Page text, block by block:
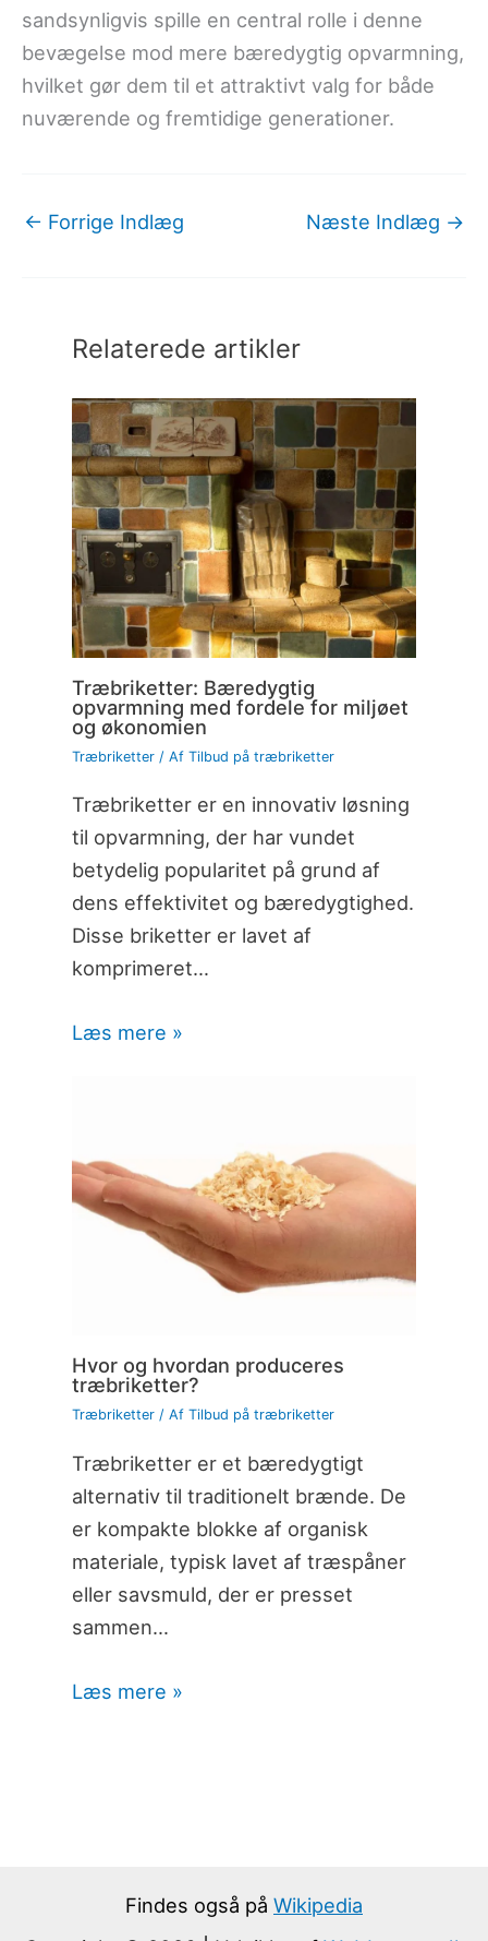
sandsynligvis spille en central rolle i denne
bevægelse mod mere bæredygtig opvarmning,
hvilket gør dem til et attraktivt valg for både
nuværende og fremtidige generationer.
← Forrige Indlæg Næste Indlæg →
Relaterede artikler
Træbriketter: Bæredygtig
opvarmning med fordele for miljøet
og økonomien
Træbriketter/ Af Tilbud på træbriketter
Træbriketter er en innovativ løsning
til opvarmning, der har vundet
betydelig popularitet på grund af
dens effektivitet og bæredygtighed.
Disse briketter er lavet af
komprimeret…
Læs mere »
Hvor og hvordan produceres
træbriketter?
Træbriketter/ Af Tilbud på træbriketter
Træbriketter er et bæredygtigt
alternativ til traditionelt brænde. De
er kompakte blokke af organisk
materiale, typisk lavet af træspåner
eller savsmuld, der er presset
sammen…
Læs mere »
Findes også på Wikipedia